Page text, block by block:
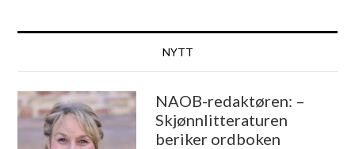
NYTT
NAOB-redaktøren: –
Skjønnlitteraturen
beriker ordboken